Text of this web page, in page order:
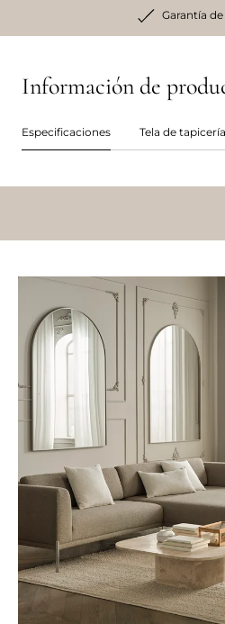
Garantía de
Información de
Especificaciones Tela de tapicería